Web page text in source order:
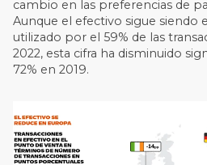
cambio en las preferencias de
Aunque el efectivo sigue
utilizado por el 59% de las
2022, esta cifra ha disminuido
72% en 2019.